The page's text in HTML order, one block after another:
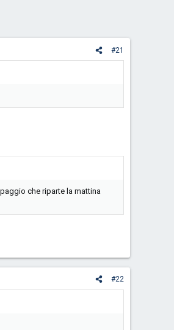
#21
che riparte la mattina
#22